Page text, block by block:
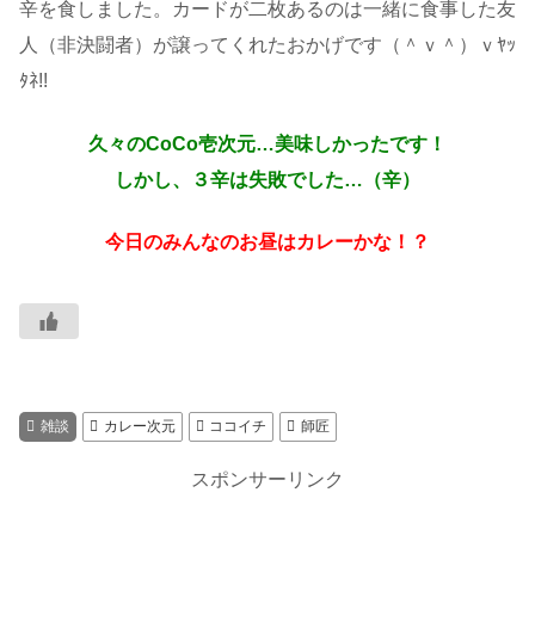
辛を食しました。カードが二枚あるのは一緒に食事した友
人（非決闘者）が譲ってくれたおかげです（＾ｖ＾）ｖﾔｯ
ﾀﾈ!!
久々のCoCo壱次元…美味しかったです！
しかし、３辛は失敗でした…（辛）
今日のみんなのお昼はカレーかな！？
雑談 カレー次元 ココイチ 師匠
スポンサーリンク